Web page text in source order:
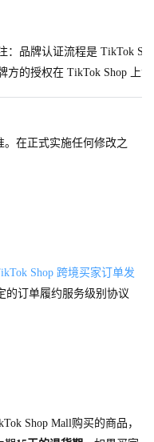
：品牌认证流程是 TikTok
方的授权在 TikTok Shop 上
在正式实施任何修改之
Shop 跨境买家订单发
的订单履约服务级别协议
Shop Mall购买的商品，